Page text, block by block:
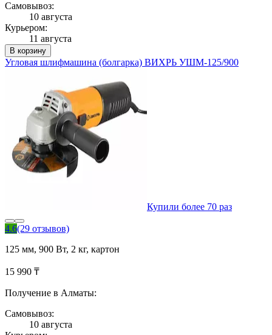
Самовывоз:
10 августа
Курьером:
11 августа
В корзину
Угловая шлифмашина (болгарка) ВИХРЬ УШМ-125/900
Купили более 70 раз
4.6(29 отзывов)
125 мм, 900 Вт, 2 кг, картон
15 990 ₸
Получение в Алматы:
Самовывоз:
10 августа